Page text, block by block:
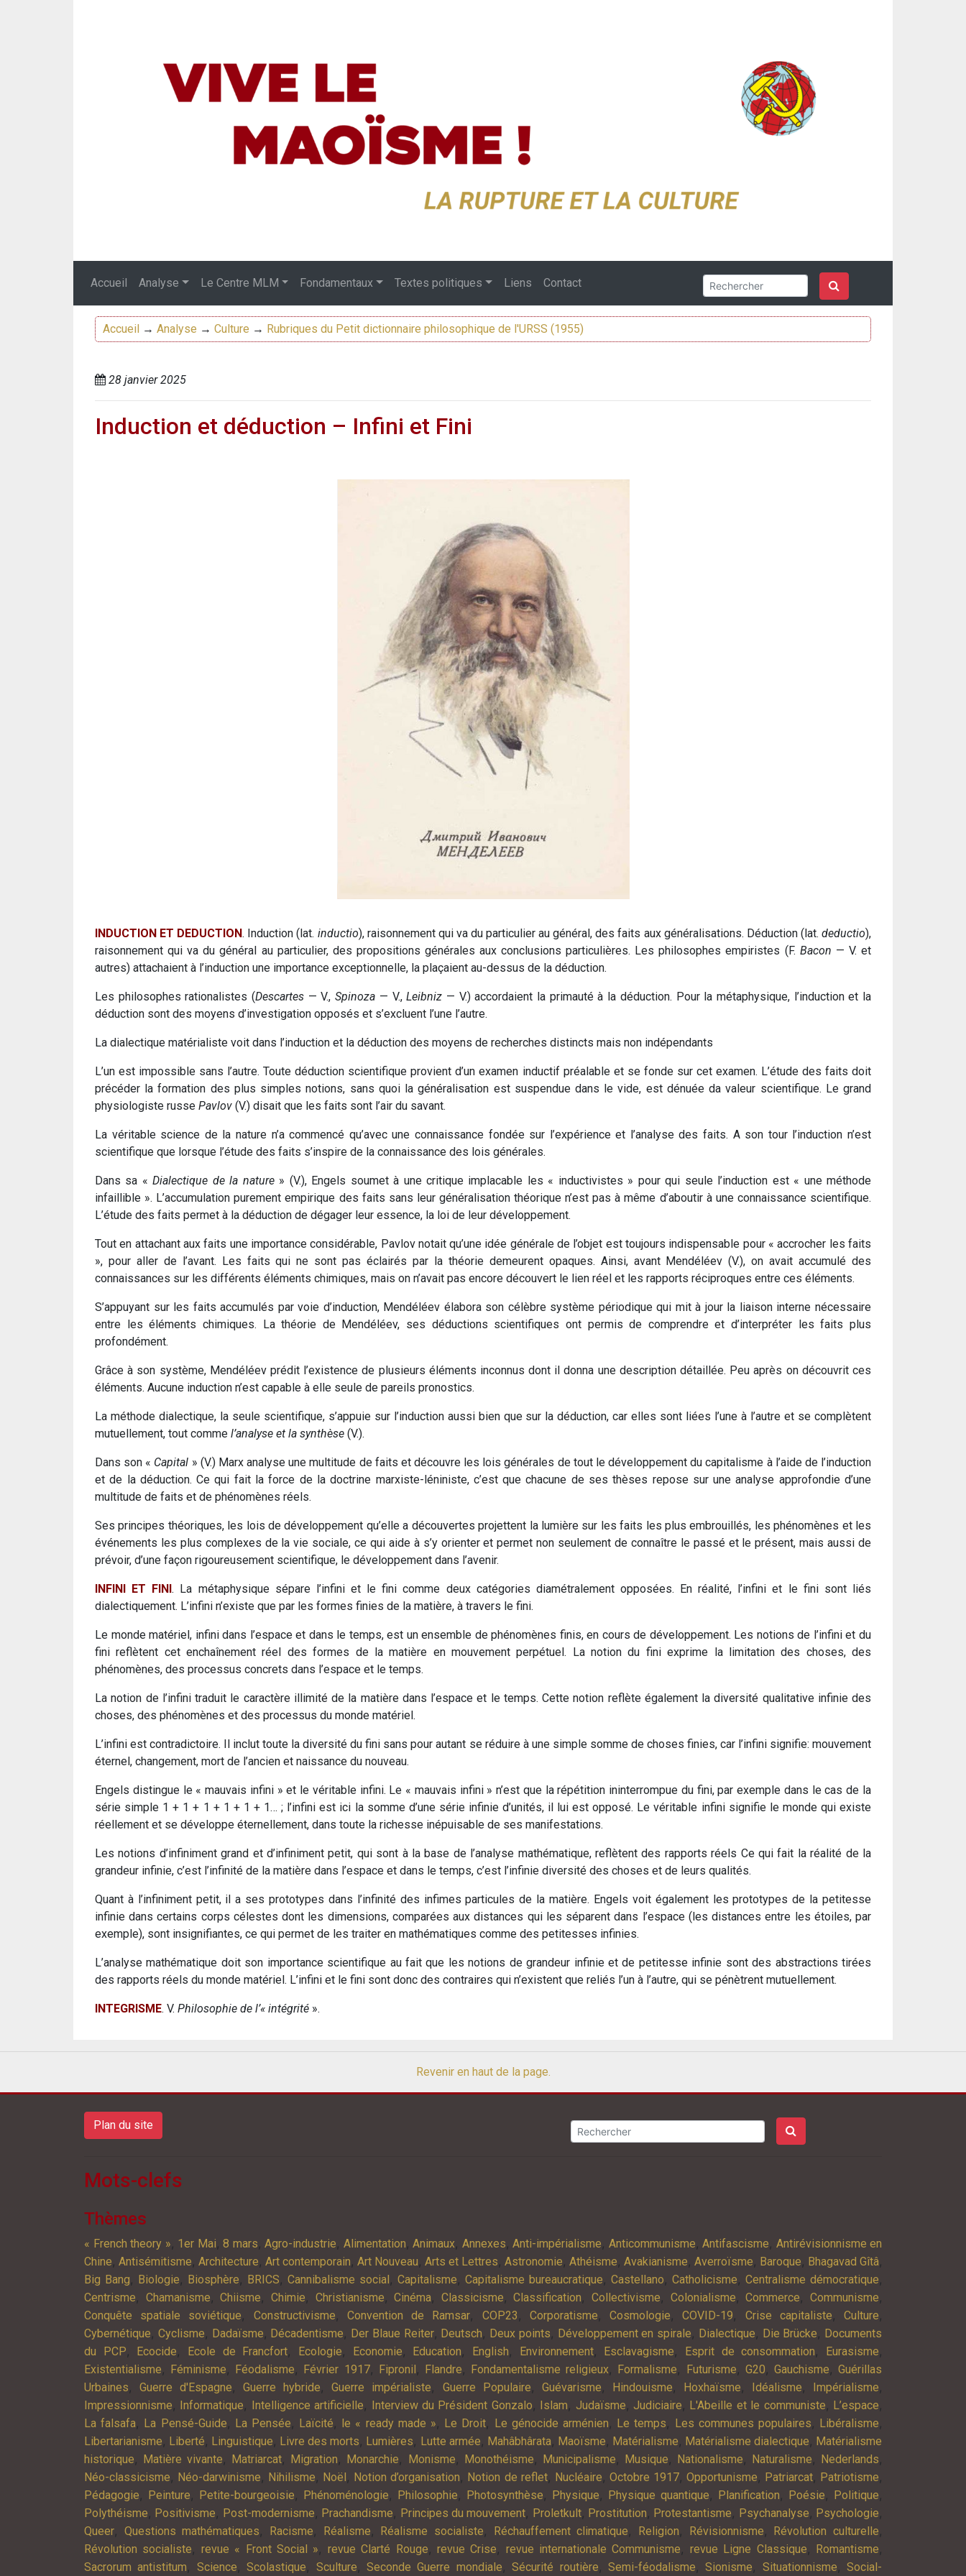
Accueil Analyse Le Centre MLM Fondamentaux Textes politiques Liens Contact
Accueil → Analyse → Culture → Rubriques du Petit dictionnaire philosophique de l'URSS (1955)
28 janvier 2025
Induction et déduction – Infini et Fini
INDUCTION ET DEDUCTION. Induction (lat. inductio), raisonnement qui va du particulier au général, des faits aux généralisations. Déduction (lat.deductio),
raisonnement qui va du général au particulier, des propositions générales aux conclusions particulières. Les philosophes empiristes (F. Bacon — V. et
autres) attachaient à l’induction une importance exceptionnelle, la plaçaient au-dessus de la déduction.
Les philosophes rationalistes (Descartes — V.,Spinoza — V.,Leibniz — V.) accordaient la primauté à la déduction. Pour la métaphysique, l’induction et la
déduction sont des moyens d’investigation opposés et s’excluent l’une l’autre.
La dialectique matérialiste voit dans l’induction et la déduction des moyens de recherches distincts mais non indépendants
L’un est impossible sans l’autre. Toute déduction scientifique provient d’un examen inductif préalable et se fonde sur cet examen. L’étude des faits doit
précéder la formation des plus simples notions, sans quoi la généralisation est suspendue dans le vide, est dénuée da valeur scientifique. Le grand
physiologiste russe Pavlov (V.) disait que les faits sont l’air du savant.
La véritable science de la nature n’a commencé qu’avec une connaissance fondée sur l’expérience et l’analyse des faits. A son tour l’induction n’est
scientifique que lorsque l’étude des faits s’inspire de la connaissance des lois générales.
Dans sa «Dialectique de la nature» (V.), Engels soumet à une critique implacable les « inductivistes » pour qui seule l’induction est « une méthode
infaillible ». L’accumulation purement empirique des faits sans leur généralisation théorique n’est pas à même d’aboutir à une connaissance scientifique.
L’étude des faits permet à la déduction de dégager leur essence, la loi de leur développement.
Tout en attachant aux faits une importance considérable, Pavlov notait qu’une idée générale de l’objet est toujours indispensable pour « accrocher les faits
», pour aller de l’avant. Les faits qui ne sont pas éclairés par la théorie demeurent opaques. Ainsi, avant Mendéléev (V.), on avait accumulé des
connaissances sur les différents éléments chimiques, mais on n’avait pas encore découvert le lien réel et les rapports réciproques entre ces éléments.
S’appuyant sur les faits accumulés par voie d’induction, Mendéléev élabora son célèbre système périodique qui mit à jour la liaison interne nécessaire
entre les éléments chimiques. La théorie de Mendéléev, ses déductions scientifiques ont permis de comprendre et d’interpréter les faits plus
profondément.
Grâce à son système, Mendéléev prédit l’existence de plusieurs éléments inconnus dont il donna une description détaillée. Peu après on découvrit ces
éléments. Aucune induction n’est capable à elle seule de pareils pronostics.
La méthode dialectique, la seule scientifique, s’appuie sur l’induction aussi bien que sur la déduction, car elles sont liées l’une à l’autre et se complètent
mutuellement, tout comme l’analyse et la synthèse (V.).
Dans son « Capital » (V.) Marx analyse une multitude de faits et découvre les lois générales de tout le développement du capitalisme à l’aide de l’induction
et de la déduction. Ce qui fait la force de la doctrine marxiste-léniniste, c’est que chacune de ses thèses repose sur une analyse approfondie d’une
multitude de faits et de phénomènes réels.
Ses principes théoriques, les lois de développement qu’elle a découvertes projettent la lumière sur les faits les plus embrouillés, les phénomènes et les
événements les plus complexes de la vie sociale, ce qui aide à s’y orienter et permet non seulement de connaître le passé et le présent, mais aussi de
prévoir, d’une façon rigoureusement scientifique, le développement dans l’avenir.
INFINI ET FINI. La métaphysique sépare l’infini et le fini comme deux catégories diamétralement opposées. En réalité, l’infini et le fini sont liés
dialectiquement. L’infini n’existe que par les formes finies de la matière, à travers le fini.
Le monde matériel, infini dans l’espace et dans le temps, est un ensemble de phénomènes finis, en cours de développement. Les notions de l’infini et du
fini reflètent cet enchaînement réel des formes de la matière en mouvement perpétuel. La notion du fini exprime la limitation des choses, des
phénomènes, des processus concrets dans l’espace et le temps.
La notion de l’infini traduit le caractère illimité de la matière dans l’espace et le temps. Cette notion reflète également la diversité qualitative infinie des
choses, des phénomènes et des processus du monde matériel.
L’infini est contradictoire. Il inclut toute la diversité du fini sans pour autant se réduire à une simple somme de choses finies, car l’infini signifie: mouvement
éternel, changement, mort de l’ancien et naissance du nouveau.
Engels distingue le « mauvais infini » et le véritable infini. Le « mauvais infini » n’est que la répétition ininterrompue du fini, par exemple dans le cas de la
série simple 1 + 1 + 1 + 1 + 1 + 1… ; l’infini est ici la somme d’une série infinie d’unités, il lui est opposé. Le véritable infini signifie le monde qui existe
réellement et se développe éternellement, dans toute la richesse inépuisable de ses manifestations.
Les notions d’infiniment grand et d’infiniment petit, qui sont à la base de l’analyse mathématique, reflètent des rapports réels Ce qui fait la réalité de la
grandeur infinie, c’est l’infinité de la matière dans l’espace et dans le temps, c’est l’infinie diversité des choses et de leurs qualités.
Quant à l’infiniment petit, il a ses prototypes dans l’infinité des infimes particules de la matière. Engels voit également les prototypes de la petitesse
infinie dans certains corps célestes dont les dimensions, comparées aux distances qui les séparent dans l’espace (les distances entre les étoiles, par
exemple), sont insignifiantes, ce qui permet de les traiter en mathématiques comme des petitesses infinies.
L’analyse mathématique doit son importance scientifique au fait que les notions de grandeur infinie et de petitesse infinie sont des abstractions tirées
des rapports réels du monde matériel. L’infini et le fini sont donc des contraires qui n’existent que reliés l’un à l’autre, qui se pénètrent mutuellement.
INTEGRISME. V. Philosophie de l’« intégrité ».
Revenir en haut de la page.
Plan du site
Mots-clefs
Thèmes
« French theory », 1er Mai, 8 mars, Agro-industrie, Alimentation, Animaux, Annexes, Anti-impérialisme, Anticommunisme, Antifascisme, Antirévisionnisme en
Chine, Antisémitisme, Architecture, Art contemporain, Art Nouveau, Arts et Lettres, Astronomie, Athéisme, Avakianisme, Averroïsme, Baroque, Bhagavad Gîtâ,
Big Bang, Biologie, Biosphère, BRICS, Cannibalisme social, Capitalisme, Capitalisme bureaucratique, Castellano, Catholicisme, Centralisme démocratique,
Centrisme, Chamanisme,Chiisme, Chimie, Christianisme,Cinéma, Classicisme,Classification,Collectivisme, Colonialisme,Commerce,Communisme,
Conquête spatiale soviétique, Constructivisme, Convention de Ramsar, COP23 , Corporatisme,Cosmologie,COVID-19, Crise capitaliste,Culture,
Cybernétique, Cyclisme, Dadaïsme, Décadentisme, Der Blaue Reiter, Deutsch, Deux points, Développement en spirale, Dialectique, Die Brücke, Documents
du PCP, Ecocide, Ecole de Francfort, Ecologie, Economie, Education, English, Environnement, Esclavagisme, Esprit de consommation, Eurasisme,
Existentialisme, Féminisme, Féodalisme, Février 1917, Fipronil, Flandre, Fondamentalisme religieux, Formalisme, Futurisme, G20, Gauchisme,Guérillas
Urbaines,Guerre d'Espagne,Guerre hybride,Guerre impérialiste, Guerre Populaire, Guévarisme, Hindouisme, Hoxhaïsme, Idéalisme, Impérialisme,
Impressionnisme, Informatique, Intelligence artificielle, Interview du Président Gonzalo, Islam, Judaïsme, Judiciaire, L'Abeille et le communiste, L’espace,
La falsafa, La Pensé-Guide, La Pensée, Laïcité, le « ready made », Le Droit, Le génocide arménien, Le temps, Les communes populaires, Libéralisme,
Libertarianisme, Liberté, Linguistique, Livre des morts, Lumières, Lutte armée, Mahâbhârata, Maoïsme, Matérialisme, Matérialisme dialectique, Matérialisme
historique, Matière vivante, Matriarcat, Migration, Monarchie, Monisme, Monothéisme, Municipalisme, Musique, Nationalisme, Naturalisme, Nederlands,
Néo-classicisme, Néo-darwinisme, Nihilisme, Noël, Notion d’organisation, Notion de reflet, Nucléaire, Octobre 1917, Opportunisme, Patriarcat, Patriotisme,
Pédagogie, Peinture, Petite-bourgeoisie, Phénoménologie, Philosophie, Photosynthèse, Physique, Physique quantique, Planification, Poésie, Politique,
Polythéisme, Positivisme, Post-modernisme, Prachandisme, Principes du mouvement, Proletkult, Prostitution, Protestantisme, Psychanalyse, Psychologie,
Queer, Questions mathématiques, Racisme, Réalisme, Réalisme socialiste, Réchauffement climatique, Religion, Révisionnisme, Révolution culturelle,
Révolution socialiste, revue « Front Social », revue Clarté Rouge, revue Crise, revue internationale Communisme, revue Ligne Classique, Romantisme,
Sacrorum antistitum, Science,Scolastique, Sculture, Seconde Guerre mondiale,Sécurité routière, Semi-féodalisme,Sionisme, Situationnisme,Social-